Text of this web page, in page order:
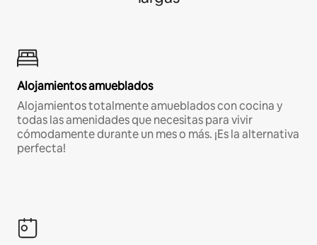
Alojamientos amueblados
Alojamientos totalmente amueblados con cocina y
todas las amenidades que necesitas para vivir
cómodamente durante un mes o más. ¡Es la alternativa
perfecta!